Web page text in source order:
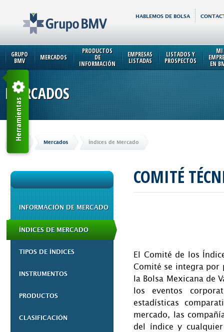
HABLEMOS DE BOLSA
GRUPO
BMV MERCADOS
PRODUCTOS
DE
INFORMACIÓN
EMPRESAS
LISTADAS
LISTADOS Y
PROSPECTOS
MI
EN
MERCADOS
Inicio Mercados Índices de Mercado
INFORMACIÓN DE MERCADO
ÍNDICES DE MERCADO
TIPOS DE ÍNDICES
INSTRUMENTOS
PRODUCTOS
CLASIFICACIÓN
COMITÉ
El Comité de los
Comité se integra por
la Bolsa Mexicana de
los eventos
estadísticas
mercado, las
del índice y
Herramientas